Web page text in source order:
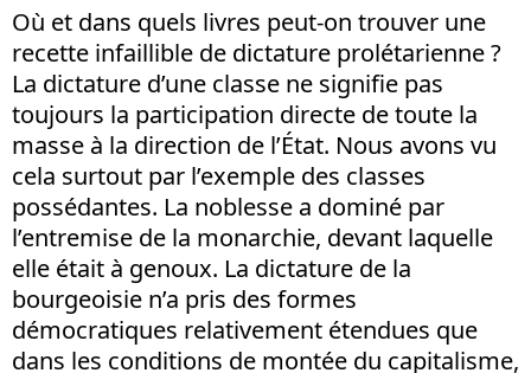
Où et dans quels livres peut-on trouver une
recette infaillible de dictature prolétarienne ?
La dictature d’une classe ne signifie pas
toujours la participation directe de toute la
masse à la direction de l’État. Nous avons vu
cela surtout par l’exemple des classes
possédantes. La noblesse a dominé par
l’entremise de la monarchie, devant laquelle
elle était à genoux. La dictature de la
bourgeoisie n’a pris des formes
démocratiques relativement étendues que
dans les conditions de montée du capitalisme,